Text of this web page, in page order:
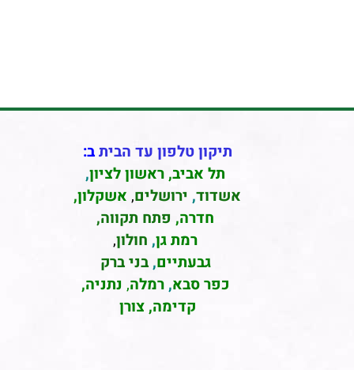
תיקון טלפון עד הביתב:
תל אביב, ראשון לציון,
אשדוד, ירושלים, אשקלון,
חדרה, פתח תקווה,
רמת גן, חולון,
גבעתיים,בני ברק
כפר סבא,רמלה, נתניה,
קדימה, צורן